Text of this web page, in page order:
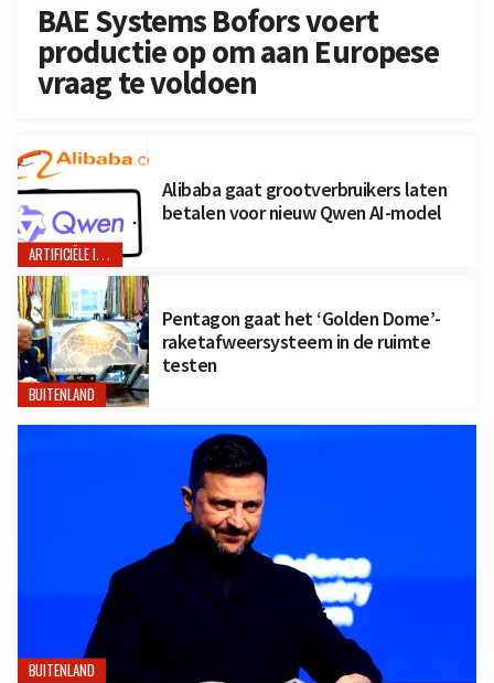
BAE Systems Bofors voert
productie op om aan Europese
vraag te voldoen
ARTIFICIËLE INTELLIGENTIE
Alibaba gaat grootverbruikers laten
betalen voor nieuw Qwen AI-model
BUITENLAND
Pentagon gaat het ‘Golden Dome’-
raketafweersysteem in de ruimte
testen
BUITENLAND